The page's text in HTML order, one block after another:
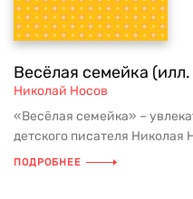
Весёлая семейка
Николай Носов
«Весёлая семейка» –
детского писателя Николая
ПОДРОБНЕЕ